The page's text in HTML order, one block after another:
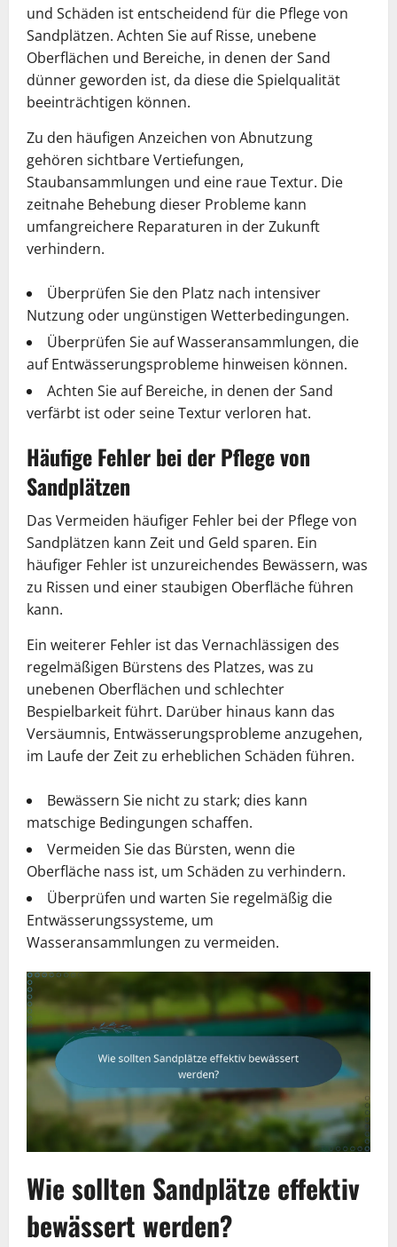
und Schäden ist entscheidend für die Pflege von
Sandplätzen. Achten Sie auf Risse, unebene
Oberflächen und Bereiche, in denen der Sand
dünner geworden ist, da diese die Spielqualität
beeinträchtigen können.
Zu den häufigen Anzeichen von Abnutzung
gehören sichtbare Vertiefungen,
Staubansammlungen und eine raue Textur. Die
zeitnahe Behebung dieser Probleme kann
umfangreichere Reparaturen in der Zukunft
verhindern.
Überprüfen Sie den Platz nach intensiver
Nutzung oder ungünstigen Wetterbedingungen.
Überprüfen Sie auf Wasseransammlungen, die
auf Entwässerungsprobleme hinweisen können.
Achten Sie auf Bereiche, in denen der Sand
verfärbt ist oder seine Textur verloren hat.
Häufige Fehler bei der Pflege von
Sandplätzen
Das Vermeiden häufiger Fehler bei der Pflege von
Sandplätzen kann Zeit und Geld sparen. Ein
häufiger Fehler ist unzureichendes Bewässern, was
zu Rissen und einer staubigen Oberfläche führen
kann.
Ein weiterer Fehler ist das Vernachlässigen des
regelmäßigen Bürstens des Platzes, was zu
unebenen Oberflächen und schlechter
Bespielbarkeit führt. Darüber hinaus kann das
Versäumnis, Entwässerungsprobleme anzugehen,
im Laufe der Zeit zu erheblichen Schäden führen.
Bewässern Sie nicht zu stark; dies kann
matschige Bedingungen schaffen.
Vermeiden Sie das Bürsten, wenn die
Oberfläche nass ist, um Schäden zu verhindern.
Überprüfen und warten Sie regelmäßig die
Entwässerungssysteme, um
Wasseransammlungen zu vermeiden.
Wie sollten Sandplätze effektiv
bewässert werden?